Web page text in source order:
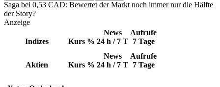
Saga bei 0,53 CAD: Bewertet der Markt noch immer nur die Hälfte
der Story?
Anzeige
Indizes Kurs %
News
24 h / 7 T
Aufrufe
7 Tage
Aktien Kurs %
News
24 h / 7 T
Aufrufe
7 Tage